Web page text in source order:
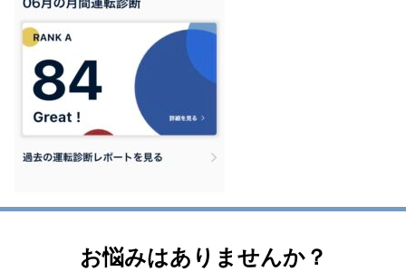
お悩みはありませんか？